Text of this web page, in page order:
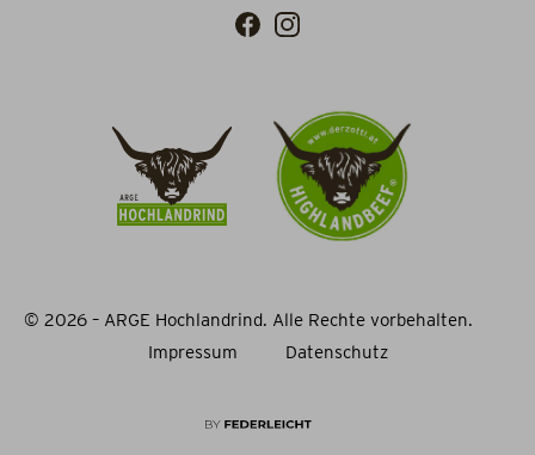
© 2026 – ARGE Hochlandrind. Alle Rechte vorbehalten.
Impressum
Datenschutz